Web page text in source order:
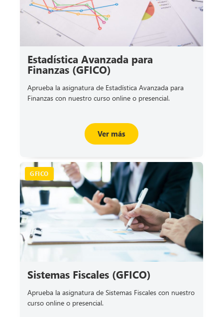
Estadística Avanzada para
Finanzas (GFICO)
Aprueba la asignatura de Estadística Avanzada para
Finanzas con nuestro curso online o presencial.
Ver más
GFICO
Sistemas Fiscales (GFICO)
Aprueba la asignatura de Sistemas Fiscales con nuestro
curso online o presencial.